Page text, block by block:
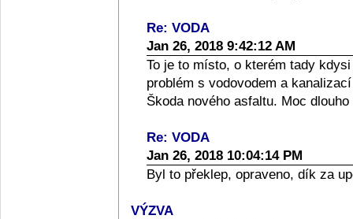
Re: VODA
Jan 26, 2018 9:42:12 AM
To je to místo, o kterém tady
problém s vodovodem a
Škoda nového asfaltu. Moc
Re: VODA
Jan 26, 2018 10:04:14 PM
Byl to překlep, opraveno, dík za
VÝZVA